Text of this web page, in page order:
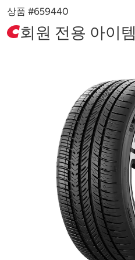
상품 #659440
회원 전용 아이템